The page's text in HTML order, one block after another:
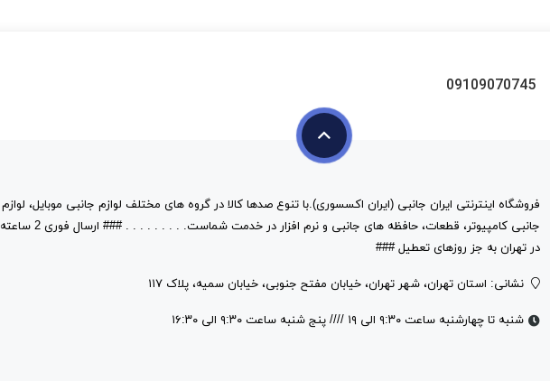
09109070745
فروشگاه اینترنتی ایران جانبی (ایران اکسسوری).با تنوع صدها کالا در گروه های مختلف لوازم جانبی موبایل، لوازم
جانبی کامپیوتر، قطعات، حافظه های جانبی و نرم افزار در خدمت شماست. . . . . . . . . ### ارسال فوری 2 ساعته
در تهران به جز روزهای تعطیل ###
نشانی: استان تهران، شهر تهران، خیابان مفتح جنوبی، خیابان سمیه، پلاک ۱۱۷
شنبه تا چهارشنبه ساعت ۹:۳۰ الی ۱۹ //// پنج شنبه ساعت ۹:۳۰ الی ۱۶:۳۰